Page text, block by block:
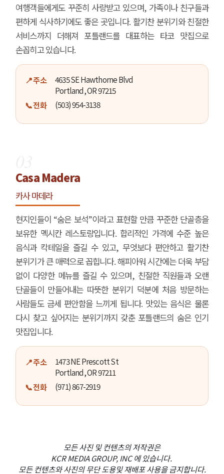
여행객들에게도 꾸준히 사랑받고 있으며, 가족이나 친구들과
편하게 식사하기에도 좋은 곳입니다. 활기찬 분위기와 친절한
서비스까지 더해져 포틀랜드를 대표하는 타코 맛집으로
손꼽히고 있습니다.
📍 주소
4635 SE Hawthorne Blvd
Portland, OR 97215
📞 전화
(503) 954-3138
Casa Madera
카사 마데라
현지인들이 “숨은 보석”이라고 표현할 만큼 꾸준한 단골층을
보유한 멕시칸 레스토랑입니다. 합리적인 가격에 수준 높은
음식과 칵테일을 즐길 수 있고, 무엇보다 편안하고 활기찬
분위기가 큰 매력으로 꼽힙니다. 해피아워 시간에는 더욱 부담
없이 다양한 메뉴를 즐길 수 있으며, 친절한 직원들과 오랜
단골들이 만들어내는 따뜻한 분위기 덕분에 처음 방문하는
사람들도 금세 편안함을 느끼게 됩니다. 맛있는 음식은 물론
다시 찾고 싶어지는 분위기까지 갖춘 포틀랜드의 숨은 인기
맛집입니다.
📍 주소
1473 NE Prescott St
Portland, OR 97211
📞 전화
(971) 867-2919
모든 사진 및 컨텐츠의 저작권은
KCR MEDIA GROUP, INC 에 있습니다.
모든 컨텐츠와 사진의 무단 도용및 재배포 사용을 금지합니다.
오레곤K 뉴스레터 구독